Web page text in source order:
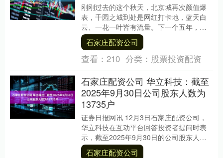
刚刚过去的这个秋天，北京城再次颜值爆
表，千园之城到处是网红打卡地，蓝天白
云、一花一叶皆有流量。下一个五年，美
丽北京如何继续绽放？ 在专家看来，十五
五时期，美丽北....
石家庄配资公司
查看： 210 分类： 股票投资配资
石家庄配资公司 华立科技：截至
2025年9月30日公司股东人数为
13735户
证券日报网讯 12月3日石家庄配资公司，
华立科技在互动平台回答投资者提问时表
示，截至2025年9月30日的公司股东人数
为13735户。....
石家庄配资公司